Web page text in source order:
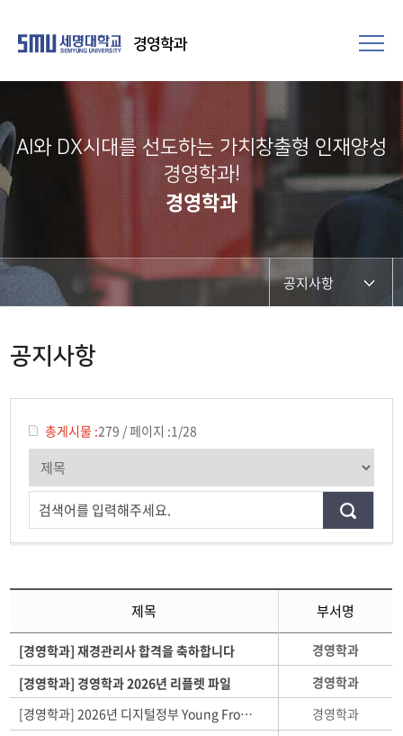
경영학과
AI와 DX시대를 선도하는 가치창출형 인재양성
경영학과!
경영학과
공지사항
취업관련 게시판
학과 이야기
동아리
공지사항
총게시물 :279 /페이지 :1/28
검색어를 입력해주세요.
제목 부서명
[경영학과] 재경관리사 합격을 축하합니다
경영학과
[경영학과] 경영학과 2026년 리플렛 파일
경영학과
[경영학과] 2026년 디지털정부 Young Frontier 과정 모집 안내
경영학과